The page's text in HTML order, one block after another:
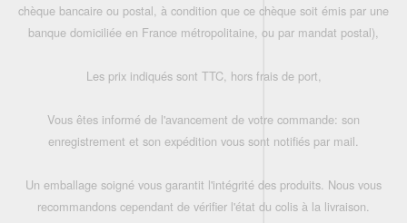
chèque bancaire ou postal, à condition que ce chèque soit émis par une
banque domiciliée en France métropolitaine, ou par mandat postal),
Les prix indiqués sont TTC, hors frais de port,
Vous êtes informé de l'avancement de votre commande: son
enregistrement et son expédition vous sont notifiés par mail.
Un emballage soigné vous garantit l'intégrité des produits. Nous vous
recommandons cependant de vérifier l'état du colis à la livraison.